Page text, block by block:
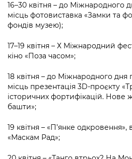
16–30 квітня – до Міжнародного
місць фотовиставка «Замки та
фондів музею);
17–19 квітня – Х Міжнародний
кіно «Поза часом»;
18 квітня – до Міжнародного дня
місць презентація 3D-проєкту
історичних фортифікацій. Нове
башти»;
19 квітня – «П’янке одкровення»,
«Маскам Рад»;